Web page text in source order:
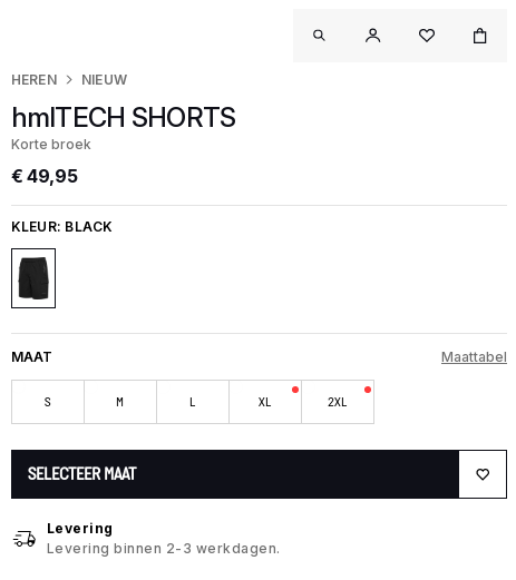
HEREN NIEUW
hmlTECH SHORTS
Korte broek
€ 49,95
KLEUR: BLACK
MAAT Maattabel
S M L XL 2XL
SELECTEER MAAT
Levering
Levering binnen 2-3 werkdagen.